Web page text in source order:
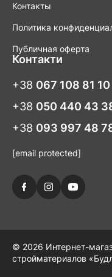
Контакты
Политика
Публичная оферта
Контакти
+38 067 108 81 10
+38 050 440 43
+38 093 997 48
[email protected]
© 2026 Интернет-
стройматериалов